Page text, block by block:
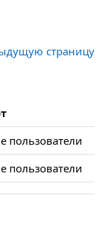
страницу
пользователи
пользователи